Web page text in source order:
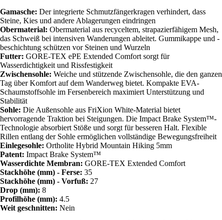
Gamasche: Der integrierte Schmutzfängerkragen verhindert, dass
Steine, Kies und andere Ablagerungen eindringen
Obermaterial: Obermaterial aus recyceltem, strapazierfähigem Mesh,
das Schweiß bei intensiven Wanderungen ableitet. Gummikappe und -
beschichtung schützen vor Steinen und Wurzeln
Futter: GORE-TEX ePE Extended Comfort sorgt für
Wasserdichtigkeit und Rissfestigkeit
Zwischensohle: Weiche und stützende Zwischensohle, die den ganzen
Tag über Komfort auf dem Wanderweg bietet. Kompakte EVA-
Schaumstoffsohle im Fersenbereich maximiert Unterstützung und
Stabilität
Sohle: Die Außensohle aus FriXion White-Material bietet
hervorragende Traktion bei Steigungen. Die Impact Brake System™-
Technologie absorbiert Stöße und sorgt für besseren Halt. Flexible
Rillen entlang der Sohle ermöglichen vollständige Bewegungsfreiheit
Einlegesohle: Ortholite Hybrid Mountain Hiking 5mm
Patent: Impact Brake System™
Wasserdichte Membran: GORE-TEX Extended Comfort
Stackhöhe (mm) - Ferse: 35
Stackhöhe (mm) - Vorfuß: 27
Drop (mm): 8
Profilhöhe (mm): 4.5
Weit geschnitten: Nein